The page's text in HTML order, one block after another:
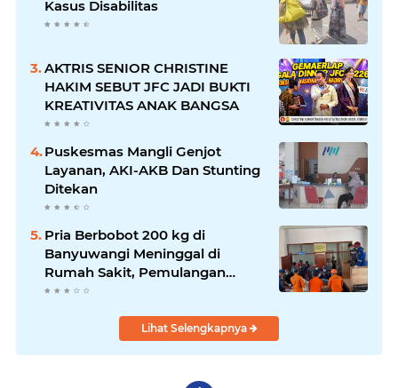
Kasus Disabilitas
AKTRIS SENIOR CHRISTINE
HAKIM SEBUT JFC JADI BUKTI
KREATIVITAS ANAK BANGSA
Puskesmas Mangli Genjot
Layanan, AKI-AKB Dan Stunting
Ditekan
Pria Berbobot 200 kg di
Banyuwangi Meninggal di
Rumah Sakit, Pemulangan
Dibantu Damkar dan Basarnas
Lihat Selengkapnya